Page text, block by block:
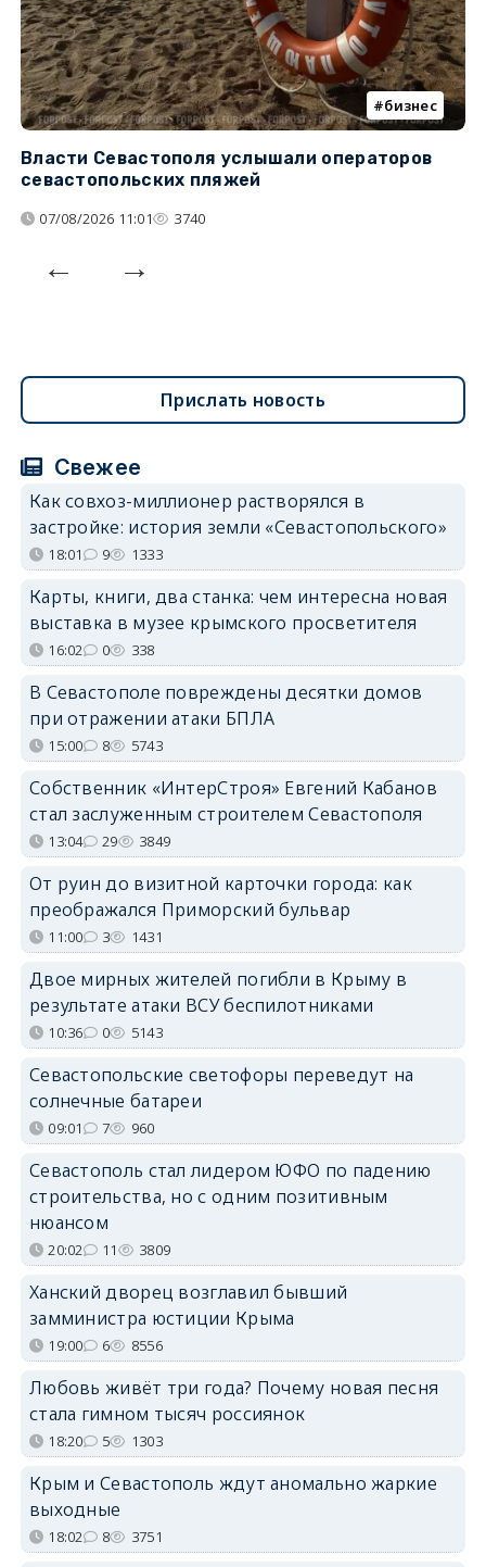
бизнес
Власти Севастополя услышали операторов
севастопольских пляжей
07/08/2026 11:01 3740
Прислать новость
Свежее
Как совхоз-миллионер растворялся в
застройке: история земли «Севастопольского»
18:01 9 1333
Карты, книги, два станка: чем интересна новая
выставка в музее крымского просветителя
16:02 0 338
В Севастополе повреждены десятки домов
при отражении атаки БПЛА
15:00 8 5743
Собственник «ИнтерСтроя» Евгений Кабанов
стал заслуженным строителем Севастополя
13:04 29 3849
От руин до визитной карточки города: как
преображался Приморский бульвар
11:00 3 1431
Двое мирных жителей погибли в Крыму в
результате атаки ВСУ беспилотниками
10:36 0 5143
Севастопольские светофоры переведут на
солнечные батареи
09:01 7 960
Севастополь стал лидером ЮФО по падению
строительства, но с одним позитивным
нюансом
20:02 11 3809
Ханский дворец возглавил бывший
замминистра юстиции Крыма
19:00 6 8556
Любовь живёт три года? Почему новая песня
стала гимном тысяч россиянок
18:20 5 1303
Крым и Севастополь ждут аномально жаркие
выходные
18:02 8 3751